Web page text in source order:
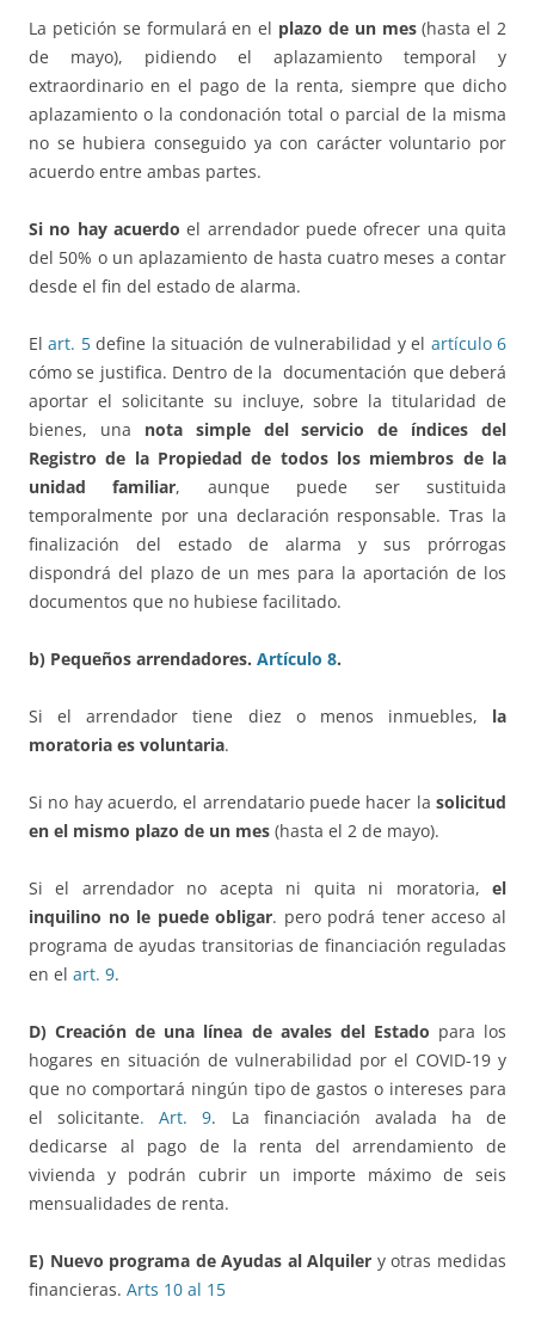
La petición se formulará en el plazo de un mes(hasta el 2
de mayo), pidiendo el aplazamiento temporal y
extraordinario en el pago de la renta, siempre que dicho
aplazamiento o la condonación total o parcial de la misma
no se hubiera conseguido ya con carácter voluntario por
acuerdo entre ambas partes.
Si no hay acuerdo el arrendador puede ofrecer una quita
del 50% o un aplazamiento de hasta cuatro meses a contar
desde el fin del estado de alarma.
Elart. 5define la situación de vulnerabilidad y el artículo 6
cómo se justifica. Dentro de la documentación que deberá
aportar el solicitante su incluye, sobre la titularidad de
bienes, una nota simple del servicio de índices del
Registro de la Propiedad de todos los miembros de la
unidad familiar, aunque puede ser sustituida
temporalmente por una declaración responsable. Tras la
finalización del estado de alarma y sus prórrogas
dispondrá del plazo de un mes para la aportación de los
documentos que no hubiese facilitado.
b) Pequeños arrendadores. Artículo 8.
Si el arrendador tiene diez o menos inmuebles, la
moratoria es voluntaria.
Si no hay acuerdo, el arrendatario puede hacer la solicitud
en el mismo plazo de un mes (hasta el 2 de mayo).
Si el arrendador no acepta ni quita ni moratoria, el
inquilino no le puede obligar. pero podrá tener acceso al
programa de ayudas transitorias de financiación reguladas
en el art. 9.
D) Creación de una línea de avales del Estado para los
hogares en situación de vulnerabilidad por el COVID-19 y
que no comportará ningún tipo de gastos o intereses para
el solicitante. Art. 9. La financiación avalada ha de
dedicarse al pago de la renta del arrendamiento de
vivienda y podrán cubrir un importe máximo de seis
mensualidades de renta.
E) Nuevo programa de Ayudas al Alquiler y otras medidas
financieras. Arts 10 al 15